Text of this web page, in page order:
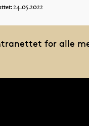
24.05.2022
for alle